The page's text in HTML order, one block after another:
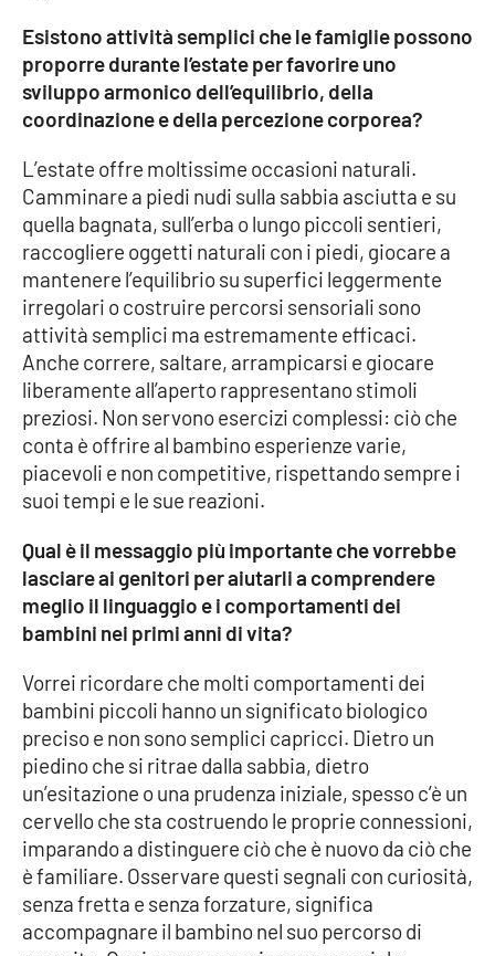
Esistono attività semplici che le famiglie possono
proporre durante l’estate per favorire uno
sviluppo armonico dell’equilibrio, della
coordinazione e della percezione corporea?
L’estate offre moltissime occasioni naturali.
Camminare a piedi nudi sulla sabbia asciutta e su
quella bagnata, sull’erba o lungo piccoli sentieri,
raccogliere oggetti naturali con i piedi, giocare a
mantenere l’equilibrio su superfici leggermente
irregolari o costruire percorsi sensoriali sono
attività semplici ma estremamente efficaci.
Anche correre, saltare, arrampicarsi e giocare
liberamente all’aperto rappresentano stimoli
preziosi. Non servono esercizi complessi: ciò che
conta è offrire al bambino esperienze varie,
piacevoli e non competitive, rispettando sempre i
suoi tempi e le sue reazioni.
Qual è il messaggio più importante che vorrebbe
lasciare ai genitori per aiutarli a comprendere
meglio il linguaggio e i comportamenti dei
bambini nei primi anni di vita?
Vorrei ricordare che molti comportamenti dei
bambini piccoli hanno un significato biologico
preciso e non sono semplici capricci. Dietro un
piedino che si ritrae dalla sabbia, dietro
un’esitazione o una prudenza iniziale, spesso c’è un
cervello che sta costruendo le proprie connessioni,
imparando a distinguere ciò che è nuovo da ciò che
è familiare. Osservare questi segnali con curiosità,
senza fretta e senza forzature, significa
accompagnare il bambino nel suo percorso di